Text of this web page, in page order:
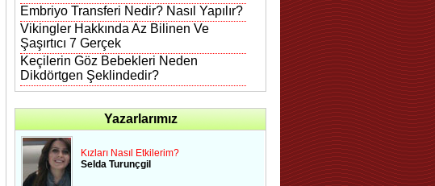
Embriyo Transferi Nedir? Nasıl Yapılır?
Vikingler Hakkında Az Bilinen Ve
Şaşırtıcı 7 Gerçek
Keçilerin Göz Bebekleri Neden
Dikdörtgen Şeklindedir?
Yazarlarımız
Kızları Nasıl Etkilerim?
Selda Turunçgil